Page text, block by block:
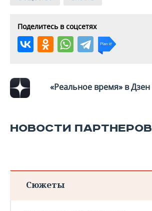
Поделитесь в соцсетях
«Реальное время» в Дзен
НОВОСТИ ПАРТНЕРОВ
Сюжеты